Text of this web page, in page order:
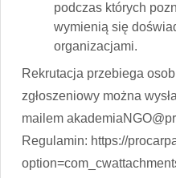
podczas których
wymienią się
organizacjami.
Rekrutacja przebiega
zgłoszeniowy można
mailem
Regulamin: https://